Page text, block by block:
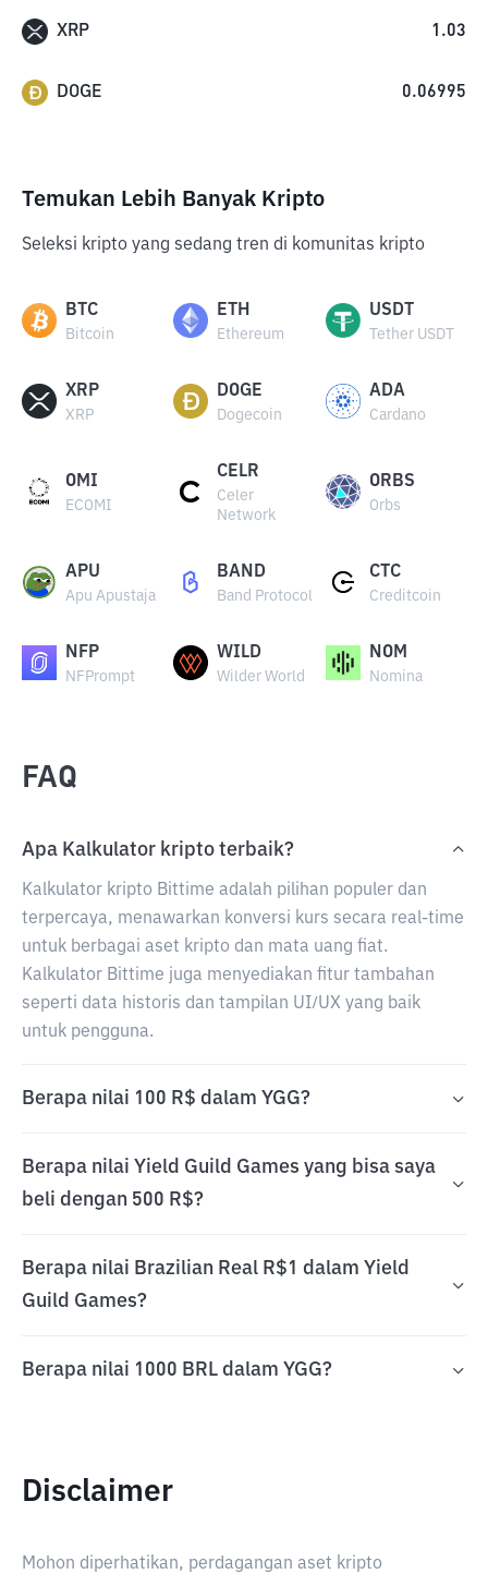
XRP 1.03
DOGE 0.06995
Temukan Lebih Banyak Kripto
Seleksi kripto yang sedang tren di komunitas kripto
BTC
Bitcoin
ETH
Ethereum
USDT
Tether USDT
XRP
XRP
DOGE
Dogecoin
ADA
Cardano
OMI
ECOMI
CELR
Celer
Network
ORBS
Orbs
APU
Apu Apustaja
BAND
Band Protocol
CTC
Creditcoin
NFP
NFPrompt
WILD
Wilder World
NOM
Nomina
FAQ
Apa Kalkulator kripto terbaik?
Kalkulator kripto Bittime adalah pilihan populer dan
terpercaya, menawarkan konversi kurs secara real-time
untuk berbagai aset kripto dan mata uang fiat.
Kalkulator Bittime juga menyediakan fitur tambahan
seperti data historis dan tampilan UI/UX yang baik
untuk pengguna.
Berapa nilai 100 R$ dalam YGG?
Berapa nilai Yield Guild Games yang bisa saya
beli dengan 500 R$?
Berapa nilai Brazilian Real R$1 dalam Yield
Guild Games?
Berapa nilai 1000 BRL dalam YGG?
Disclaimer
Mohon diperhatikan, perdagangan aset kripto